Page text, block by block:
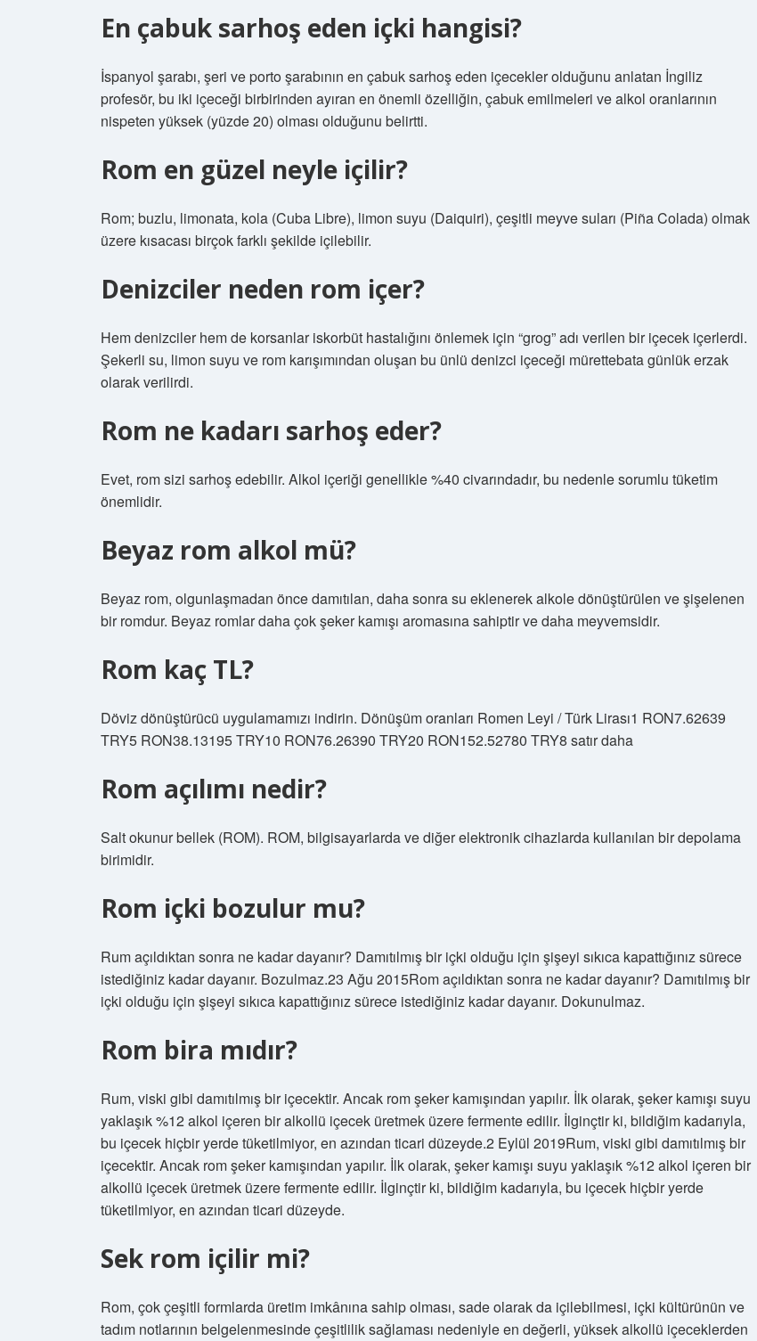
En çabuk sarhoş eden içki hangisi?
İspanyol şarabı, şeri ve porto şarabının en çabuk sarhoş eden içecekler olduğunu anlatan İngiliz
profesör, bu iki içeceği birbirinden ayıran en önemli özelliğin, çabuk emilmeleri ve alkol oranlarının
nispeten yüksek (yüzde 20) olması olduğunu belirtti.
Rom en güzel neyle içilir?
Rom; buzlu, limonata, kola (Cuba Libre), limon suyu (Daiquiri), çeşitli meyve suları (Piña Colada) olmak
üzere kısacası birçok farklı şekilde içilebilir.
Denizciler neden rom içer?
Hem denizciler hem de korsanlar iskorbüt hastalığını önlemek için “grog” adı verilen bir içecek içerlerdi.
Şekerli su, limon suyu ve rom karışımından oluşan bu ünlü denizci içeceği mürettebata günlük erzak
olarak verilirdi.
Rom ne kadarı sarhoş eder?
Evet, rom sizi sarhoş edebilir. Alkol içeriği genellikle %40 civarındadır, bu nedenle sorumlu tüketim
önemlidir.
Beyaz rom alkol mü?
Beyaz rom, olgunlaşmadan önce damıtılan, daha sonra su eklenerek alkole dönüştürülen ve şişelenen
bir romdur. Beyaz romlar daha çok şeker kamışı aromasına sahiptir ve daha meyvemsidir.
Rom kaç TL?
Döviz dönüştürücü uygulamamızı indirin. Dönüşüm oranları Romen Leyi / Türk Lirası1 RON7.62639
TRY5 RON38.13195 TRY10 RON76.26390 TRY20 RON152.52780 TRY8 satır daha
Rom açılımı nedir?
Salt okunur bellek (ROM). ROM, bilgisayarlarda ve diğer elektronik cihazlarda kullanılan bir depolama
birimidir.
Rom içki bozulur mu?
Rum açıldıktan sonra ne kadar dayanır? Damıtılmış bir içki olduğu için şişeyi sıkıca kapattığınız sürece
istediğiniz kadar dayanır. Bozulmaz.23 Ağu 2015Rom açıldıktan sonra ne kadar dayanır? Damıtılmış bir
içki olduğu için şişeyi sıkıca kapattığınız sürece istediğiniz kadar dayanır. Dokunulmaz.
Rom bira mıdır?
Rum, viski gibi damıtılmış bir içecektir. Ancak rom şeker kamışından yapılır. İlk olarak, şeker kamışı suyu
yaklaşık %12 alkol içeren bir alkollü içecek üretmek üzere fermente edilir. İlginçtir ki, bildiğim kadarıyla,
bu içecek hiçbir yerde tüketilmiyor, en azından ticari düzeyde.2 Eylül 2019Rum, viski gibi damıtılmış bir
içecektir. Ancak rom şeker kamışından yapılır. İlk olarak, şeker kamışı suyu yaklaşık %12 alkol içeren bir
alkollü içecek üretmek üzere fermente edilir. İlginçtir ki, bildiğim kadarıyla, bu içecek hiçbir yerde
tüketilmiyor, en azından ticari düzeyde.
Sek rom içilir mi?
Rom, çok çeşitli formlarda üretim imkânına sahip olması, sade olarak da içilebilmesi, içki kültürünün ve
tadım notlarının belgelenmesinde çeşitlilik sağlaması nedeniyle en değerli, yüksek alkollü içeceklerden